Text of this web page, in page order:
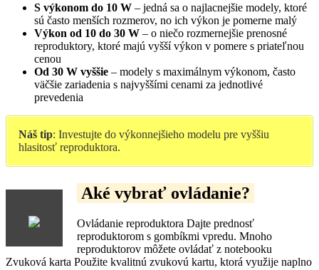
S výkonom do 10 W – jedná sa o najlacnejšie modely, ktoré
sú často menších rozmerov, no ich výkon je pomerne malý
Výkon od 10 do 30 W – o niečo rozmernejšie prenosné
reproduktory, ktoré majú vyšší výkon v pomere s priateľnou
cenou
Od 30 W vyššie – modely s maximálnym výkonom, často
väčšie zariadenia s najvyššími cenami za jednotlivé
prevedenia
Náš tip: Investujte do výkonnejšieho modelu pre vyššiu
hlasitosť reproduktora.
Aké vybrať ovládanie?
Ovládanie reproduktora Dajte prednosť
reproduktorom s gombíkmi vpredu. Mnoho
reproduktorov môžete ovládať z notebooku
Zvuková karta Použite kvalitnú zvukovú kartu, ktorá využije naplno